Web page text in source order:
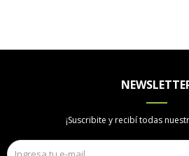
¡Suscribite y recibí todas